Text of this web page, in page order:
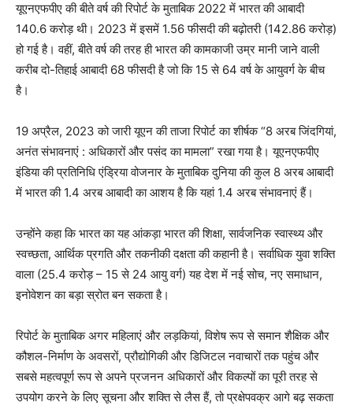
यूएनएफपीए की बीते वर्ष की रिपोर्ट के मुताबिक 2022 में भारत की आबादी
140.6 करोड़ थी। 2023 में इसमें 1.56 फीसदी की बढ़ोतरी (142.86 करोड़)
हो गई है। वहीं, बीते वर्ष की तरह ही भारत की कामकाजी उम्र मानी जाने वाली
करीब दो-तिहाई आबादी 68 फीसदी है जो कि 15 से 64 वर्ष के आयुवर्ग के बीच
है।
19 अप्रैल, 2023 को जारी यूएन की ताजा रिपोर्ट का शीर्षक “8 अरब जिंदगियां,
अनंत संभावनाएं : अधिकारों और पसंद का मामला” रखा गया है। यूएनएफपीए
इंडिया की प्रतिनिधि एंड्रिया वोजनार के मुताबिक दुनिया की कुल 8 अरब आबादी
में भारत की 1.4 अरब आबादी का आशय है कि यहां 1.4 अरब संभावनाएं हैं।
उन्होंने कहा कि भारत का यह आंकड़ा भारत की शिक्षा, सार्वजनिक स्वास्थ्य और
स्वच्छता, आर्थिक प्रगति और तकनीकी दक्षता की कहानी है। सर्वाधिक युवा शक्ति
वाला (25.4 करोड़ – 15 से 24 आयु वर्ग) यह देश में नई सोच, नए समाधान,
इनोवेशन का बड़ा स्रोत बन सकता है।
रिपोर्ट के मुताबिक अगर महिलाएं और लड़कियां, विशेष रूप से समान शैक्षिक और
कौशल-निर्माण के अवसरों, प्रौद्योगिकी और डिजिटल नवाचारों तक पहुंच और
सबसे महत्वपूर्ण रूप से अपने प्रजनन अधिकारों और विकल्पों का पूरी तरह से
उपयोग करने के लिए सूचना और शक्ति से लैस हैं, तो प्रक्षेपवक्र आगे बढ़ सकता